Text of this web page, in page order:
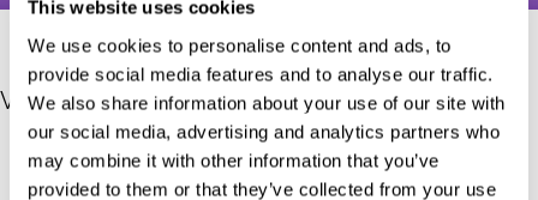
This website uses cookies
We use cookies to personalise content and ads, to
provide social media features and to analyse our traffic.
We also share information about your use of our site with
our social media, advertising and analytics partners who
may combine it with other information that you’ve
provided to them or that they’ve collected from your use
Verweise
Hooper, H. E. (1983). Hooper Visual Organization Test Manual.
Los Angeles, CA: Western Psychological Services.